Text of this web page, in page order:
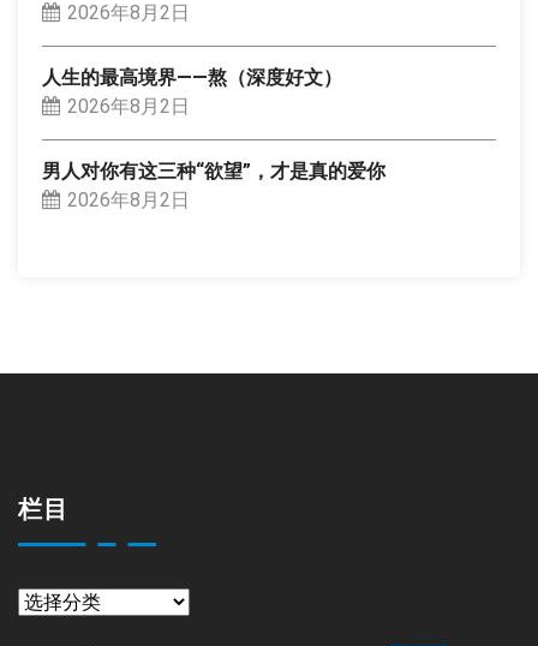
2026年8月2日
人生的最高境界——熬（深度好文）
2026年8月2日
男人对你有这三种“欲望”，才是真的爱你
2026年8月2日
栏目
栏